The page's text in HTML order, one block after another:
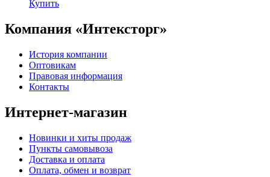
Купить
Компания «Интексторг»
История компании
Оптовикам
Правовая информация
Контакты
Интернет-магазин
Новинки и хиты продаж
Пункты самовывоза
Доставка и оплата
Оплата, обмен и возврат